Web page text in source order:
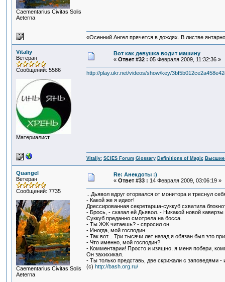
Сaementarius Civitas Solis
Aeterna
«Осенний Ангел прячется в дождях. В листве
Vitaliy
Ветеран
Сообщений: 5586
Материалист
Вот как девушка водит машину
« Ответ #32 : 05 Февраля 2009, 11:32:36 »
http://play.ukr.net/videos/show/key/
Vitaliy: SCIES Forum Glossary Definitions of Magic Высшие
Quangel
Ветеран
Сообщений: 7735
Сaementarius Civitas Solis
Aeterna
Re: Анекдоты :)
« Ответ #33 : 14 Февраля 2009, 03:06:19 »
...Дьявол вдруг оторвался от монитора и треснул
- Какой же я идиот!
Дрессированная секретарша-суккуб схватила
- Брось, - сказал ей Дьявол. - Никакой новой каверзы
Суккуб преданно смотрела на босса.
- Ты ЖЖ читаешь? - спросил он.
- Иногда, мой господин.
- Так вот... Три тысячи лет назад я обязан был это
- Что именно, мой господин?
- Комментарии! Просто и изящно, я меня побери,
Он захихикал.
- Ты только представь, две скрижали с заповедями
(c) http://bash.org.ru/